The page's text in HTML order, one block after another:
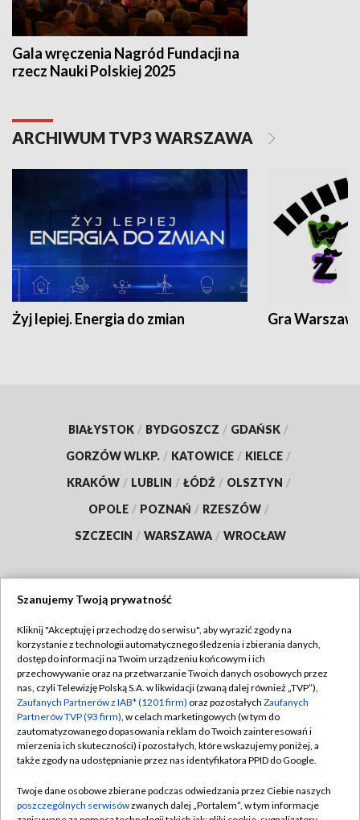
Gala wręczenia Nagród Fundacji na
rzecz Nauki Polskiej 2025
ARCHIWUM TVP3 WARSZAWA
Żyj lepiej. Energia do zmian Gra
BIAŁYSTOK / BYDGOSZCZ / GDAŃSK /
GORZÓW WLKP. / KATOWICE / KIELCE /
KRAKÓW / LUBLIN / ŁÓDŹ / OLSZTYN /
OPOLE / POZNAŃ / RZESZÓW /
SZCZECIN / WARSZAWA / WROCŁAW
TVP
Abonament TVP
Emisja w TVP
Centrum informacji TVP
Naziemna Telewizja Cyfrowa
Rada Programowa
Regulamin TVP
Polityka prywatności
Moje zgody
Pomoc
Kontakt
Szanujemy Twoją prywatność
Kliknij "Akceptuję i przechodzę do serwisu", aby wyrazić zgody na
korzystanie z technologii automatycznego śledzenia i zbierania danych,
dostęp do informacji na Twoim urządzeniu końcowym i ich
przechowywanie oraz na przetwarzanie Twoich danych osobowych przez
nas, czyli Telewizję Polską S.A. w likwidacji (zwaną dalej również „TVP”),
Zaufanych Partnerów z IAB* (1201 firm) oraz pozostałych Zaufanych
Partnerów TVP (93 firm), w celach marketingowych (w tym do
zautomatyzowanego dopasowania reklam do Twoich zainteresowań i
mierzenia ich skuteczności) i pozostałych, które wskazujemy poniżej, a
także zgody na udostępnianie przez nas identyfikatora PPID do Google.
Twoje dane osobowe zbierane podczas odwiedzania przez Ciebie naszych
poszczególnych serwisówzwanych dalej „Portalem”, w tym informacje